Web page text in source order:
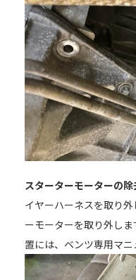
スターターモーターの除
イヤーハーネスを取り
ーモーターを取り外し
置には、ベンツ専用マニ